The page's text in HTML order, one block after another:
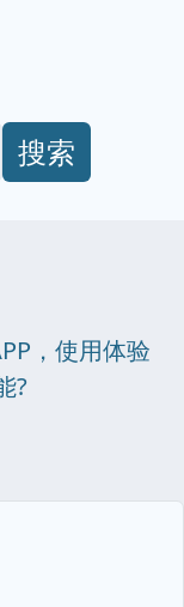
搜索
，使用体验
?